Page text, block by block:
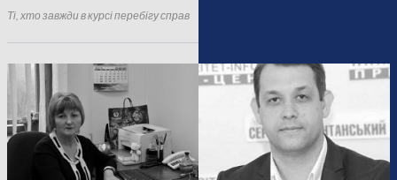
Ті, хто завжди в курсі перебігу справ